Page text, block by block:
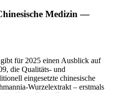
Medizin —
für 2025 einen Ausblick auf
die Qualitäts- und
eingesetzte chinesische
Wurzelextrakt – erstmals